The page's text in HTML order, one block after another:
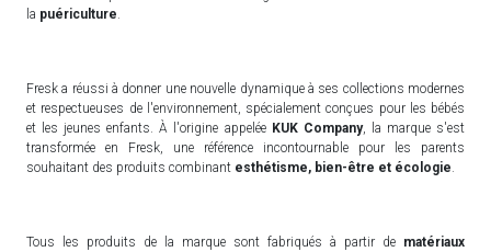
la puériculture
Fresk a réussi à donner une nouvelle dynamique à ses collections modernes
et respectueuses de l'environnement, spécialement conçues pour les bébés
et les jeunes enfants. À l'origine appelée KUK Company, la marque s'est
transformée en Fresk, une référence incontournable pour les parents
souhaitant des produits combinant esthétisme, bien-être et écologie
Tous les produits de la marque sont fabriqués à partir de matériaux